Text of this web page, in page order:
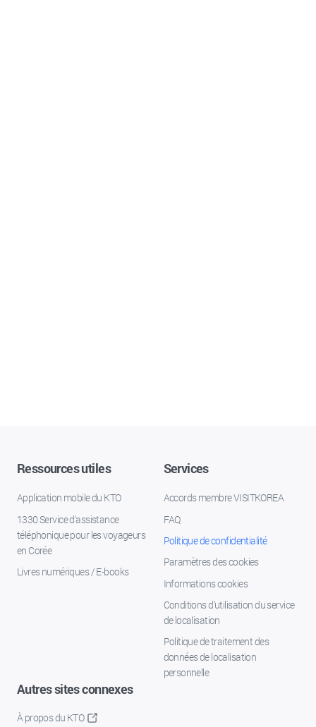
Ressources utiles
Application mobile du KTO
1330 Service d'assistance
téléphonique pour les voyageurs
en Corée
Livres numériques / E-books
Services
Accords membre VISITKOREA
FAQ
Politique de confidentialité
Paramètres des cookies
Informations cookies
Conditions d’utilisation du service
de localisation
Politique de traitement des
données de localisation
personnelle
Autres sites connexes
À propos du KTO